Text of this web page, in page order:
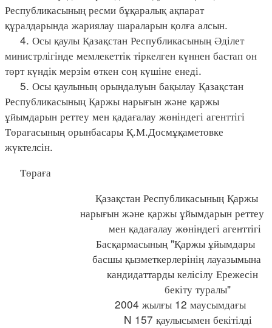
Республикасының ресми бұқаралық ақпарат
құралдарында жариялау шараларын қолға алсын.
4. Осы қаулы Қазақстан Республикасының Әділет
министрлігінде мемлекеттік тіркелген күннен бастап он
төрт күндік мерзім өткен соң күшіне енеді.
5. Осы қаулының орындалуын бақылау Қазақстан
Республикасының Қаржы нарығын және қаржы
ұйымдарын реттеу мен қадағалау жөніндегі агенттігі
Төрағасының орынбасары Қ.М.Досмұқаметовке
жүктелсін.
Төраға
Қазақстан Республикасының Қаржы
нарығын және қаржы ұйымдарын реттеу
мен қадағалау жөніндегі агенттігі
Басқармасының "Қаржы ұйымдары
басшы қызметкерлерінің лауазымына
кандидаттарды келісілу Ережесін
бекіту туралы"
2004 жылғы 12 маусымдағы
N 157 қаулысымен бекітілді